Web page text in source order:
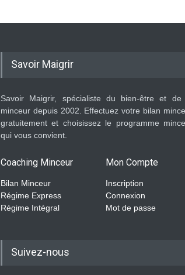
Savoir Maigrir
Savoir Maigrir, spécialiste du bien-être et de
minceur depuis 2002. Effectuez votre bilan
gratuitement et choisissez le programme
qui vous convient.
Coaching Minceur
Bilan Minceur
Régime Express
Régime Intégral
Mon Compte
Inscription
Connexion
Mot de passe
Suivez-nous